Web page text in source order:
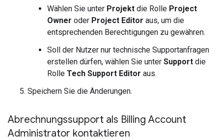
Wählen Sie unter Projekt die Rolle Project
Owner oder Project Editor aus, um die
entsprechenden Berechtigungen zu gewähren.
Soll der Nutzer nur technische Supportanfragen
erstellen dürfen, wählen Sie unter Support die
Rolle Tech Support Editor aus.
Speichern Sie die Änderungen.
Abrechnungssupport als Billing Account
Administrator kontaktieren